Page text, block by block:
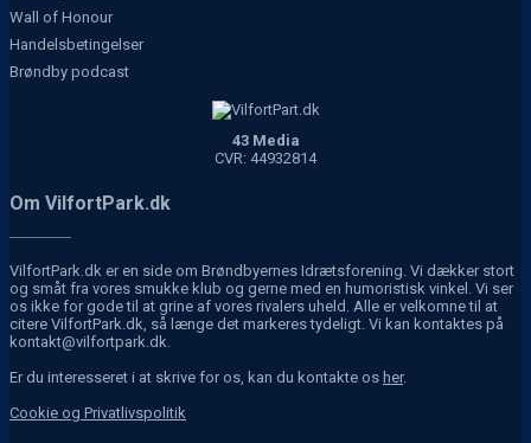
Wall of Honour
Handelsbetingelser
Brøndby podcast
43 Media
CVR: 44932814
Om VilfortPark.dk
VilfortPark.dk er en side om Brøndbyernes Idrætsforening. Vi dækker stort
og småt fra vores smukke klub og gerne med en humoristisk vinkel. Vi ser
os ikke for gode til at grine af vores rivalers uheld. Alle er velkomne til at
citere VilfortPark.dk, så længe det markeres tydeligt. Vi kan kontaktes på
kontakt@vilfortpark.dk.
Er du interesseret i at skrive for os, kan du kontakte os her.
Cookie og Privatlivspolitik